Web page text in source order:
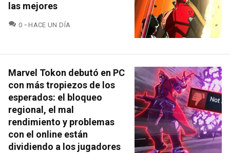
las mejores
0 COMENTARIOS
HACE UN DÍA
Marvel Tokon debutó en PC
con más tropiezos de los
esperados: el bloqueo
regional, el mal
rendimiento y problemas
con el online están
dividiendo a los jugadores